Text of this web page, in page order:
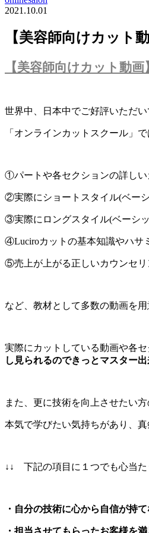
2021.10.01
【美容師向けカット
【美容師向けカット動
世界中、日本中でご好評いただい
「オンラインカットスクール」
①パートや各セクションの詳し
②実際にショートスタイル(ベー
③実際にロングスタイル(ベーシ
④Luciroカットの基本知識やハサ
⑤売上が上がる正しいカウンセリ
など、教材として多数の動画を用
実際にカットしている動画や各
し見られるのできっとマスター出
また、更に技術を向上させたい
本気で学びたい気持ちがあり、
↓↓ 下記の項目に１つでも心当た
・自分の技術に心から自信が持
・担当させてもらったお客様を